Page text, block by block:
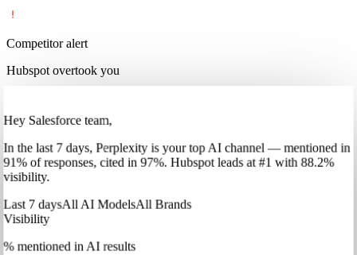
Competitor alert
Hubspot overtook you
Hey Salesforce team,
Inthe last 7 days, Perplexityis your top AI channel — mentioned in
91% of responses, cited in 97%. Hubspotleads at #1 with 88.2%
visibility.
Last 7 daysAll AI ModelsAll Brands
Visibility
% mentioned in AI results